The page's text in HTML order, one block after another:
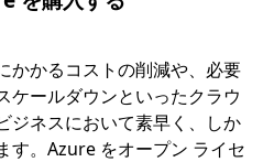
かるコストの削減や、必要
ケールダウンといったクラウ
ジネスにおいて素早く、しか
す。Azure をオープン ライセ